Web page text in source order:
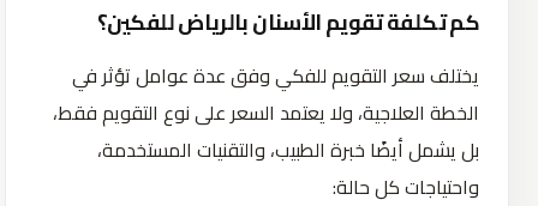
كم تكلفة تقويم الأسنان بالرياض للفكين؟
يختلف سعر التقويم للفكي وفق عدة عوامل تؤثر في
الخطة العلاجية، ولا يعتمد السعر على نوع التقويم فقط،
بل يشمل أيضًا خبرة الطبيب، والتقنيات المستخدمة،
واحتياجات كل حالة: